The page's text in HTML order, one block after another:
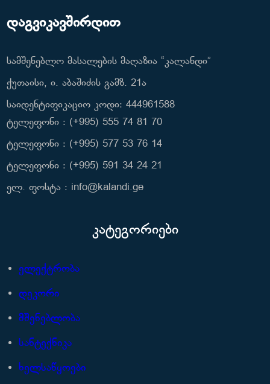
დაგვიკავშირდით
სამშენებლო მასალების მაღაზია “კალანდი”
ქუთაისი, ი. აბაშიძის გამზ. 21ა
საიდენტიფიკაციო კოდი: 444961588
ტელეფონი : (+995) 555 74 81 70
ტელეფონი : (+995) 577 53 76 14
ტელეფონი : (+995) 591 34 24 21
ელ. ფოსტა : info@kalandi.ge
კატეგორიები
ელექტრობა
დეკორი
მშენებლობა
სანტექნიკა
ხელსაწყოები